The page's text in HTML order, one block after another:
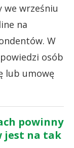
we wrześniu
na
W
osób
lub umowę
powinny
jest na tak